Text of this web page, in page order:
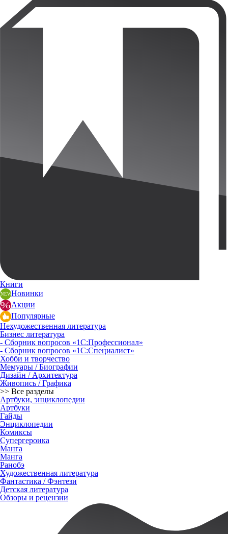
Книги
Новинки
Акции
Популярные
Нехудожественная литература
Бизнес литература
- Сборник вопросов «1С:Профессионал»
- Сборник вопросов «1С:Специалист»
Хобби и творчество
Мемуары / Биографии
Дизайн / Архитектура
Живопись / Графика
>> Все разделы
Артбуки, энциклопедии
Артбуки
Гайды
Энциклопедии
Комиксы
Супергероика
Манга
Манга
Ранобэ
Художественная литература
Фантастика / Фэнтези
Детская литература
Обзоры и рецензии